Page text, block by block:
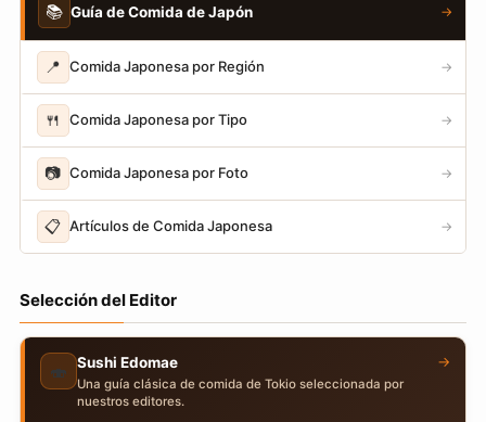
📚 Guía de Comida de Japón →
📍 Comida Japonesa por Región →
🍴 Comida Japonesa por Tipo →
📷 Comida Japonesa por Foto →
📋 Artículos de Comida Japonesa →
Selección del Editor
🍣 Sushi Edomae
Una guía clásica de comida de Tokio seleccionada por
nuestros editores.
→